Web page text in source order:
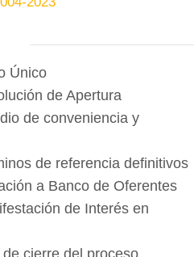
Único
de Apertura
de conveniencia y
de referencia definitivos
a Banco de Oferentes
de Interés en
cierre del proceso